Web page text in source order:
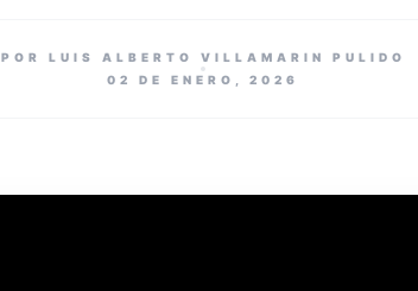
POR LUIS ALBERTO VILLAMARIN PULIDO
02 DE ENERO, 2026